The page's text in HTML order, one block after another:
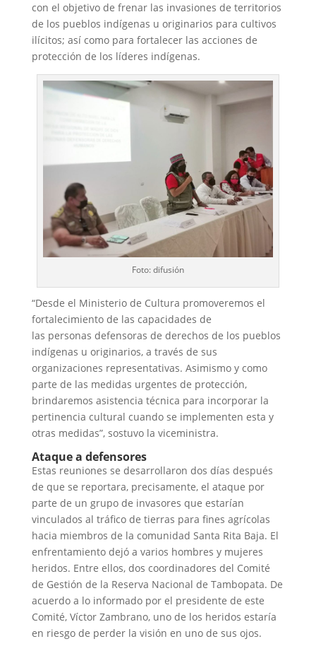
con el objetivo de frenar las invasiones de territorios
de los pueblos indígenas u originarios para cultivos
ilícitos; así como para fortalecer las acciones de
protección de los líderes indígenas.
Foto: difusión
“Desde el Ministerio de Cultura promoveremos el
fortalecimiento de las capacidades de
las personas defensoras de derechos de los pueblos
indígenas u originarios, a través de sus
organizaciones representativas. Asimismo y como
parte de las medidas urgentes de protección,
brindaremos asistencia técnica para incorporar la
pertinencia cultural cuando se implementen esta y
otras medidas”, sostuvo la viceministra.
Ataque a defensores
Estas reuniones se desarrollaron dos días después
de que se reportara, precisamente, el ataque por
parte de un grupo de invasores que estarían
vinculados al tráfico de tierras para fines agrícolas
hacia miembros de la comunidad Santa Rita Baja. El
enfrentamiento dejó a varios hombres y mujeres
heridos. Entre ellos, dos coordinadores del Comité
de Gestión de la Reserva Nacional de Tambopata. De
acuerdo a lo informado por el presidente de este
Comité, Víctor Zambrano, uno de los heridos estaría
en riesgo de perder la visión en uno de sus ojos.